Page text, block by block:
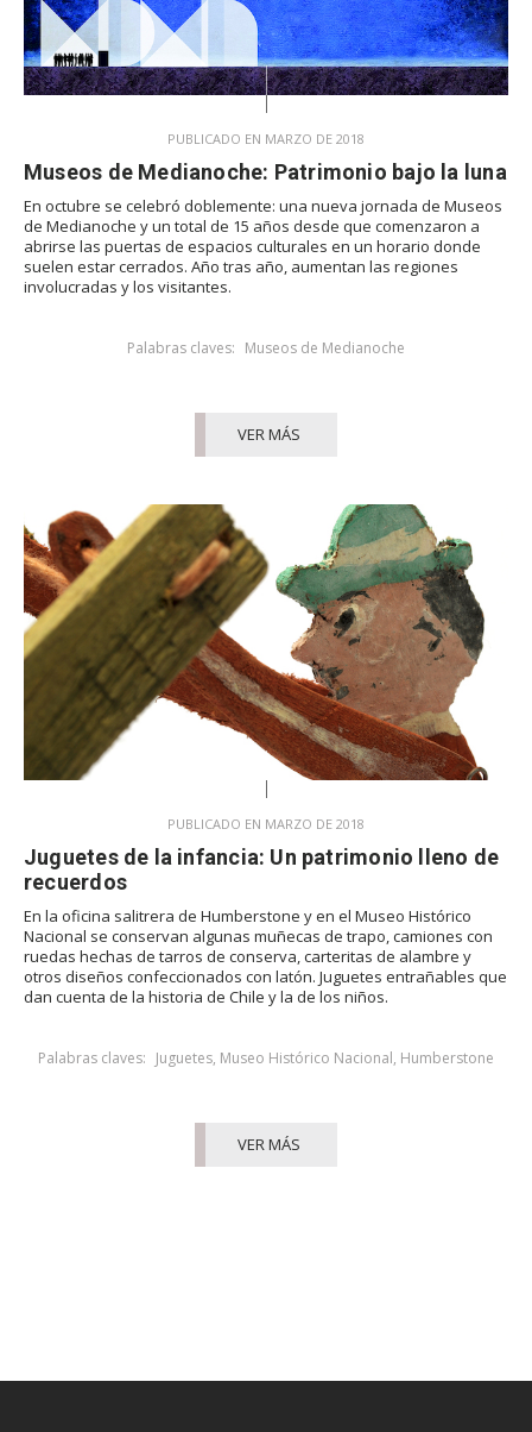
PUBLICADO EN MARZO DE 2018
Museos de Medianoche: Patrimonio bajo la luna
En octubre se celebró doblemente: una nueva jornada de Museos
de Medianoche y un total de 15 años desde que comenzaron a
abrirse las puertas de espacios culturales en un horario donde
suelen estar cerrados. Año tras año, aumentan las regiones
involucradas y los visitantes.
Palabras claves: Museos de Medianoche
VER MÁS
PUBLICADO EN MARZO DE 2018
Juguetes de la infancia: Un patrimonio lleno de
recuerdos
En la oficina salitrera de Humberstone y en el Museo Histórico
Nacional se conservan algunas muñecas de trapo, camiones con
ruedas hechas de tarros de conserva, carteritas de alambre y
otros diseños confeccionados con latón. Juguetes entrañables que
dan cuenta de la historia de Chile y la de los niños.
Palabras claves: Juguetes, Museo Histórico Nacional, Humberstone
VER MÁS